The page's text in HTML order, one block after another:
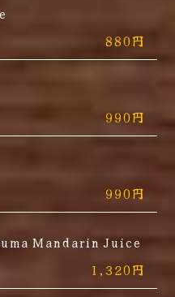
880円
990円
990円
Mandarin Juice
1,320円